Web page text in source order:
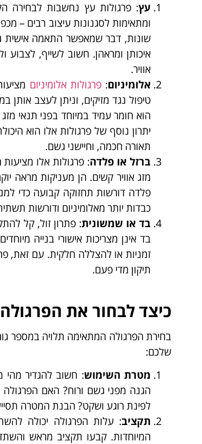
עץ: פרגולות עץ נחשבות לבחירה
ומתאימות לסגנונות עיצוב רבים –
שונות, דבר שמאפשר התאמה אישית
איכותן ומראהן. חשוב לשייף, לצבוע
אוויר.
אלומיניום:פרגולות אלומיניום
טיפול נגד מזיקים, וניתן לעצב אותן
הוא חומר עמיד במיוחד בפני תנאי
יתרון נוסף של פרגולות אלו הוא
תאורה חכמה, וחיישני גשם.
ברזל או פלדה: פרגולות אלו
מזג אוויר קשים. הן מעניקות מראה
פלדה דורשות תחזוקה קבועה כדי
כבדות יותר מאלומיניום ודורשות
בד או שמשונית: פתרון זול, קל
בד אינן מצריכות אישורי בנייה
זמניות או להצללה חלקית. עם זאת,
תיקון מדי פעם.
כיצד לבחור את
בחירת הפרגולה המתאימה תלויה במספר
שלכם:
מטרת השימוש: חשוב להגדיר
הגנה מפני גשם ורוח? האם
לפינת רוגע ושקט? הבנת המטרה
תקציב: עלות הפרגולה יכולה
המיוחדות. קבעו תקציב מראש